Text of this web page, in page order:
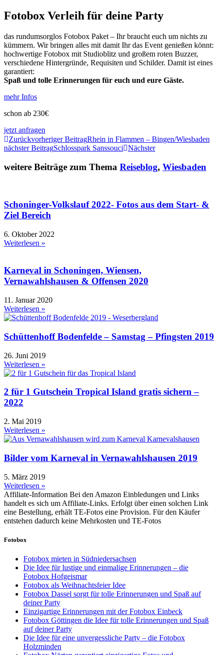
Fotobox Verleih für deine Party
das rundumsorglos Fotobox Paket – Ihr braucht euch um nichts zu
kümmern. Wir bringen alles mit damit Ihr das Event genießen könnt:
hochwertige Fotobox mit Studioblitz und großem roten Buzzer,
verschiedene Hintergründe, Requisiten und Schilder. Damit ist eines
garantiert:
Spaß und tolle Erinnerungen für euch und eure Gäste.
mehr Infos
schon ab 230€
jetzt anfragen
Zurückvorheriger BeitragRhein in Flammen – Bingen/Wiesbaden
nächster BeitragSchlosspark Sanssouci Nächster
weitere Beiträge zum Thema Reiseblog, Wiesbaden
Schoninger-Volkslauf 2022- Fotos aus dem Start- &
Ziel Bereich
6. Oktober 2022
Weiterlesen »
Karneval in Schoningen, Wiensen,
Vernawahlshausen & Offensen 2020
11. Januar 2020
Weiterlesen »
Schüttenhoff Bodenfelde – Samstag – Pfingsten 2019
26. Juni 2019
Weiterlesen »
2 für 1 Gutschein Tropical Island gratis sichern –
2022
2. Mai 2019
Weiterlesen »
Bilder vom Karneval in Vernawahlshausen 2019
5. März 2019
Weiterlesen »
Affiliate-Information Bei den Amazon Einbledungen und Links
handelt es sich um Affiliate-Links. Erfolgt über einen solchen Link
eine Bestellung, erhält TE-Fotos eine Provision. Für den Käufer
entstehen dadurch keine Mehrkosten und TE-Fotos
Fotobox
Fotobox mieten in Südniedersachsen
Die Idee für lustige und einmalige Erinnerungen – die
Fotobox Hofgeismar
Fotobox als Weihnachtsfeier Idee
Fotobox Dassel sorgt für tolle Erinnerungen und Spaß auf
deiner Party
Einzigartige Erinnerungen mit der Fotobox Einbeck
Fotobox Göttingen die Idee für tolle Erinnerungen und Spaß
auf deiner Party
Die Idee für eine unvergessliche Party – die Fotobox
Holzminden